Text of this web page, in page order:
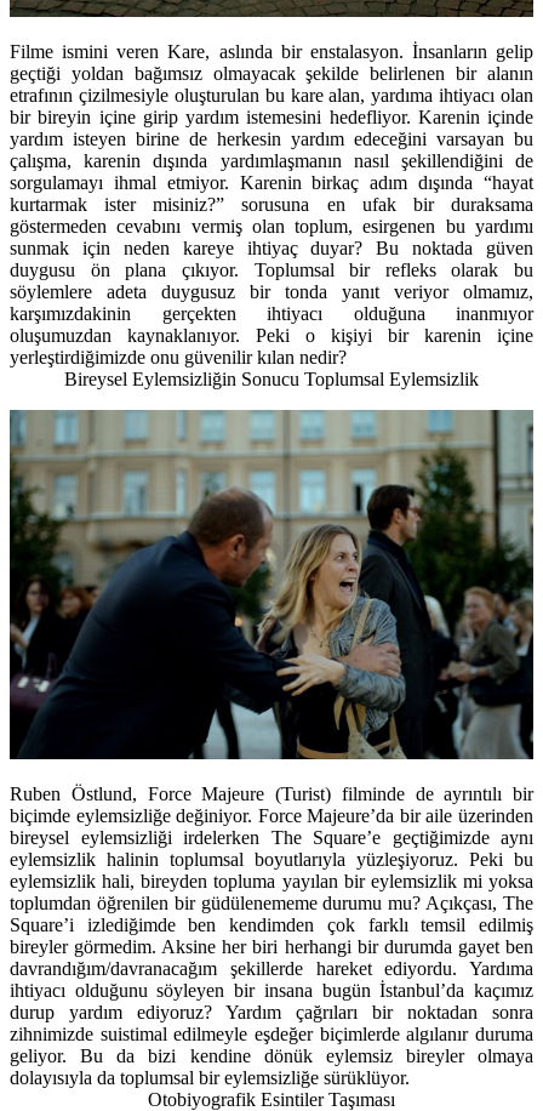
Filme ismini veren Kare, aslında bir enstalasyon. İnsanların gelip
geçtiği yoldan bağımsız olmayacak şekilde belirlenen bir alanın
etrafının çizilmesiyle oluşturulan bu kare alan, yardıma ihtiyacı olan
bir bireyin içine girip yardım istemesini hedefliyor. Karenin içinde
yardım isteyen birine de herkesin yardım edeceğini varsayan bu
çalışma, karenin dışında yardımlaşmanın nasıl şekillendiğini de
sorgulamayı ihmal etmiyor. Karenin birkaç adım dışında “hayat
kurtarmak ister misiniz?” sorusuna en ufak bir duraksama
göstermeden cevabını vermiş olan toplum, esirgenen bu yardımı
sunmak için neden kareye ihtiyaç duyar? Bu noktada güven
duygusu ön plana çıkıyor. Toplumsal bir refleks olarak bu
söylemlere adeta duygusuz bir tonda yanıt veriyor olmamız,
karşımızdakinin gerçekten ihtiyacı olduğuna inanmıyor
oluşumuzdan kaynaklanıyor. Peki o kişiyi bir karenin içine
yerleştirdiğimizde onu güvenilir kılan nedir?
Bireysel Eylemsizliğin Sonucu Toplumsal Eylemsizlik
Ruben Östlund, Force Majeure (Turist) filminde de ayrıntılı bir
biçimde eylemsizliğe değiniyor. Force Majeure’da bir aile üzerinden
bireysel eylemsizliği irdelerken The Square’e geçtiğimizde aynı
eylemsizlik halinin toplumsal boyutlarıyla yüzleşiyoruz. Peki bu
eylemsizlik hali, bireyden topluma yayılan bir eylemsizlik mi yoksa
toplumdan öğrenilen bir güdülenememe durumu mu? Açıkçası, The
Square’i izlediğimde ben kendimden çok farklı temsil edilmiş
bireyler görmedim. Aksine her biri herhangi bir durumda gayet ben
davrandığım/davranacağım şekillerde hareket ediyordu. Yardıma
ihtiyacı olduğunu söyleyen bir insana bugün İstanbul’da kaçımız
durup yardım ediyoruz? Yardım çağrıları bir noktadan sonra
zihnimizde suistimal edilmeyle eşdeğer biçimlerde algılanır duruma
geliyor. Bu da bizi kendine dönük eylemsiz bireyler olmaya
dolayısıyla da toplumsal bir eylemsizliğe sürüklüyor.
Otobiyografik Esintiler Taşıması